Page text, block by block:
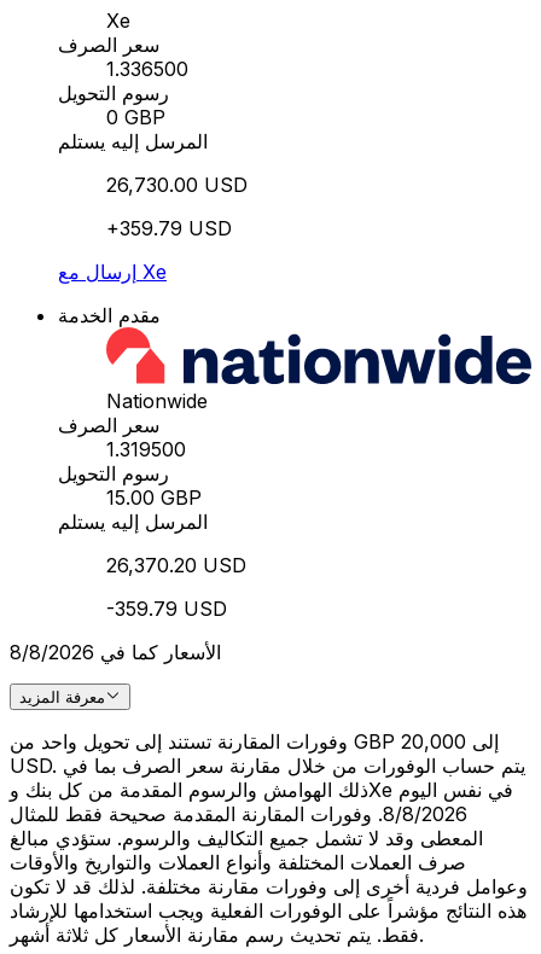
Xe
سعر الصرف
1.336500
رسوم التحويل
0 GBP
المرسل إليه يستلم
26,730.00 USD
+359.79 USD
إرسال مع Xe
مقدم الخدمة
Nationwide
سعر الصرف
1.319500
رسوم التحويل
15.00 GBP
المرسل إليه يستلم
26,370.20 USD
-359.79 USD
الأسعار كما في 8/8/2026
معرفة المزيد
وفورات المقارنة تستند إلى تحويل واحد من GBP 20,000 إلى
USD. يتم حساب الوفورات من خلال مقارنة سعر الصرف بما في
ذلك الهوامش والرسوم المقدمة من كل بنك وXe في نفس اليوم
8/8/2026. وفورات المقارنة المقدمة صحيحة فقط للمثال
المعطى وقد لا تشمل جميع التكاليف والرسوم. ستؤدي مبالغ
صرف العملات المختلفة وأنواع العملات والتواريخ والأوقات
وعوامل فردية أخرى إلى وفورات مقارنة مختلفة. لذلك قد لا تكون
هذه النتائج مؤشراً على الوفورات الفعلية ويجب استخدامها للإرشاد
فقط. يتم تحديث رسم مقارنة الأسعار كل ثلاثة أشهر.